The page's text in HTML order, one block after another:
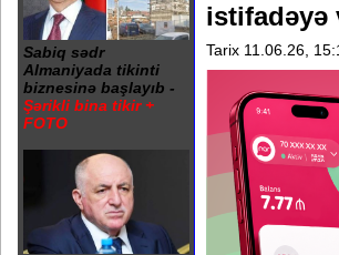
Sabiq sədr
Almaniyada tikinti
biznesinə başlayıb -
Şərikli bina tikir +
FOTO
istifadəyə
Tarix 11.06.26,